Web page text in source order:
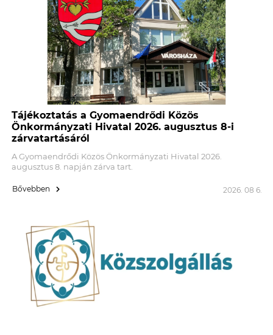
Tájékoztatás a Gyomaendrődi Közös
Önkormányzati Hivatal 2026. augusztus 8-i
zárvatartásáról
A Gyomaendrődi Közös Önkormányzati Hivatal 2026.
augusztus 8. napján zárva tart.
Bővebben 2026. 08 6.